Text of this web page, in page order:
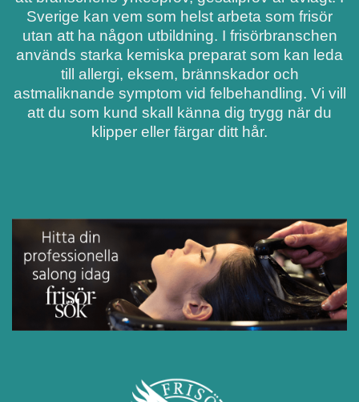
Sverige kan vem som helst arbeta som frisör
utan att ha någon utbildning. I frisörbranschen
används starka kemiska preparat som kan leda
till allergi, eksem, brännskador och
astmaliknande symptom vid felbehandling. Vi vill
att du som kund skall känna dig trygg när du
klipper eller färgar ditt hår.